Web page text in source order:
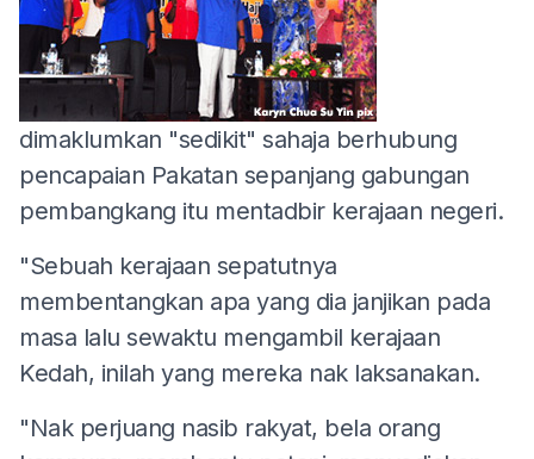
dimaklumkan "sedikit" sahaja berhubung
pencapaian Pakatan sepanjang gabungan
pembangkang itu mentadbir kerajaan negeri.
"Sebuah kerajaan sepatutnya
membentangkan apa yang dia janjikan pada
masa lalu sewaktu mengambil kerajaan
Kedah, inilah yang mereka nak laksanakan.
"Nak perjuang nasib rakyat, bela orang